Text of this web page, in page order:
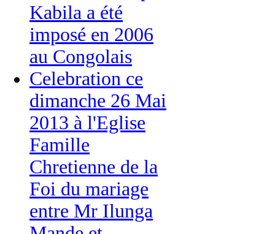
Kabila a été
imposé en 2006
au Congolais
Celebration ce
dimanche 26 Mai
2013 à l'Eglise
Famille
Chretienne de la
Foi du mariage
entre Mr Ilunga